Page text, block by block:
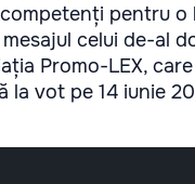
pentru o
celui de-al
Promo-LEX,
la vot pe 14 iunie